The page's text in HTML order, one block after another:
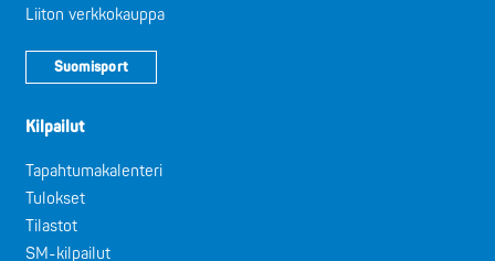
Liiton verkkokauppa
Suomisport
Kilpailut
Tapahtumakalenteri
Tulokset
Tilastot
SM-kilpailut